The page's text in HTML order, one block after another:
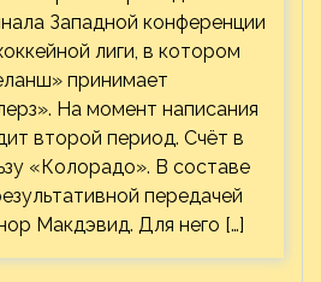
Западной конференции
лиги, в котором
принимает
На момент написания
второй период. Счёт в
«Колорадо». В составе
передачей
Макдэвид. Для него […]